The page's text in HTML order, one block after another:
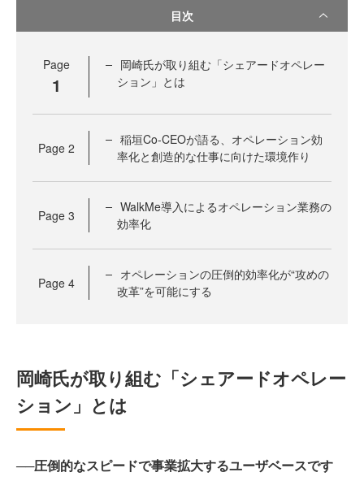
目次
Page
1
岡崎氏が取り組む「シェアードオペレー
ション」とは
Page 2
稲垣Co-CEOが語る、オペレーション効
率化と創造的な仕事に向けた環境作り
Page 3
WalkMe導入によるオペレーション業務の
効率化
Page 4
オペレーションの圧倒的効率化が“攻めの
改革”を可能にする
岡崎氏が取り組む「シェアードオペレー
ション」とは
──圧倒的なスピードで事業拡大するユーザベースです